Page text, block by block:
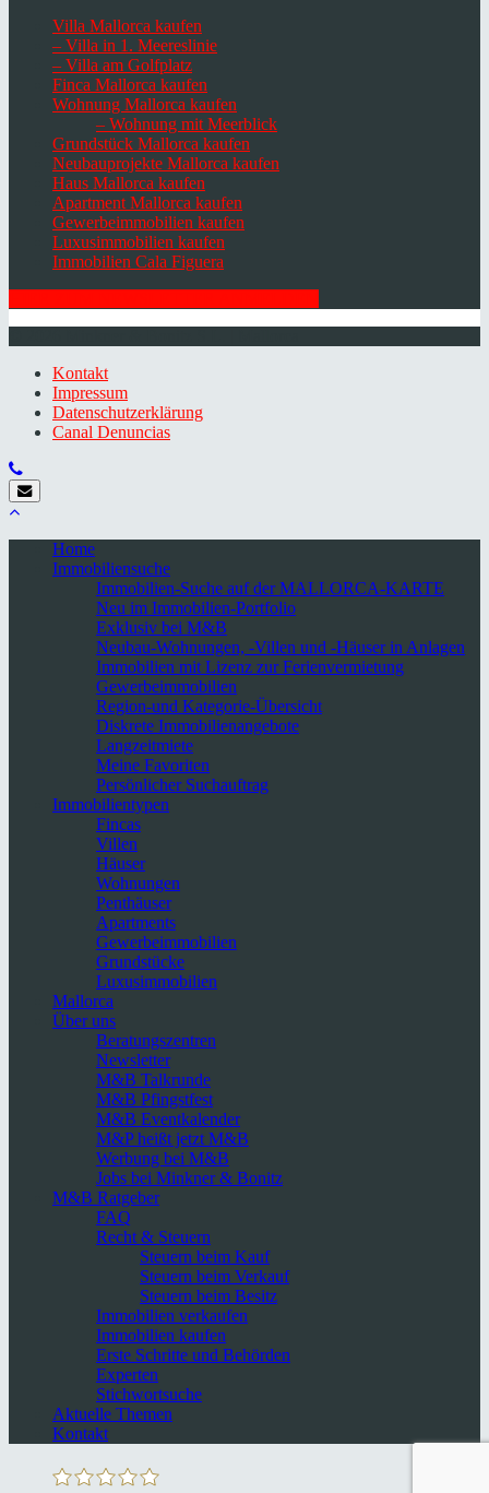
Villa Mallorca kaufen
– Villa in 1. Meereslinie
– Villa am Golfplatz
Finca Mallorca kaufen
Wohnung Mallorca kaufen
– Wohnung mit Meerblick
Grundstück Mallorca kaufen
Neubauprojekte Mallorca kaufen
Haus Mallorca kaufen
Apartment Mallorca kaufen
Gewerbeimmobilien kaufen
Luxusimmobilien kaufen
Immobilien Cala Figuera
Kontakt
Impressum
Datenschutzerklärung
Canal Denuncias
Home
Immobiliensuche
Immobilien-Suche auf der MALLORCA-KARTE
Neu im Immobilien-Portfolio
Exklusiv bei M&B
Neubau-Wohnungen, -Villen und -Häuser in Anlagen
Immobilien mit Lizenz zur Ferienvermietung
Gewerbeimmobilien
Region-und Kategorie-Übersicht
Diskrete Immobilienangebote
Langzeitmiete
Meine Favoriten
Persönlicher Suchauftrag
Immobilientypen
Fincas
Villen
Häuser
Wohnungen
Penthäuser
Apartments
Gewerbeimmobilien
Grundstücke
Luxusimmobilien
Mallorca
Über uns
Beratungszentren
Newsletter
M&B Talkrunde
M&B Pfingstfest
M&B Eventkalender
M&P heißt jetzt M&B
Werbung bei M&B
Jobs bei Minkner & Bonitz
M&B Ratgeber
FAQ
Recht & Steuern
Steuern beim Kauf
Steuern beim Verkauf
Steuern beim Besitz
Immobilien verkaufen
Immobilien kaufen
Erste Schritte und Behörden
Experten
Stichwortsuche
Aktuelle Themen
Kontakt